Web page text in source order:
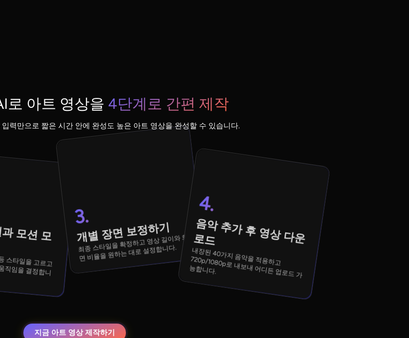
로 아트 영상을 4단계로 간편 제작
력만으로 짧은 시간 안에 완성도 높은 아트 영상을 완성할 수 있습니다.
3.
개별 장면 보정하기
최종 스타일을 확정하고 영상 길이와 화
면 비율을 원하는 대로 설정합니다.
4.
음
악
추
가
후
영
상
다
운로
드
내장된 40가지 음악을 적용하고
720p/1080p로 내보내 어디든 업로드 가
능합니다.
지금 아트 영상 제작하기